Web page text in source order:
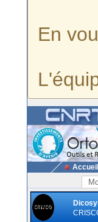
En
Accueil